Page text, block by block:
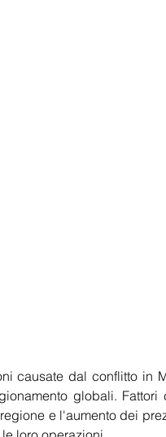
causate dal conflitto in
globali.
e l'aumento dei